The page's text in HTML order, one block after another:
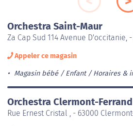
Orchestra Saint-Maur
Za Cap Sud 114 Avenue D'occitanie,
Appeler ce magasin
Magasin bébé / Enfant Horaires &
Orchestra Clermont-Ferrand
Rue Ernest Cristal , - 63000